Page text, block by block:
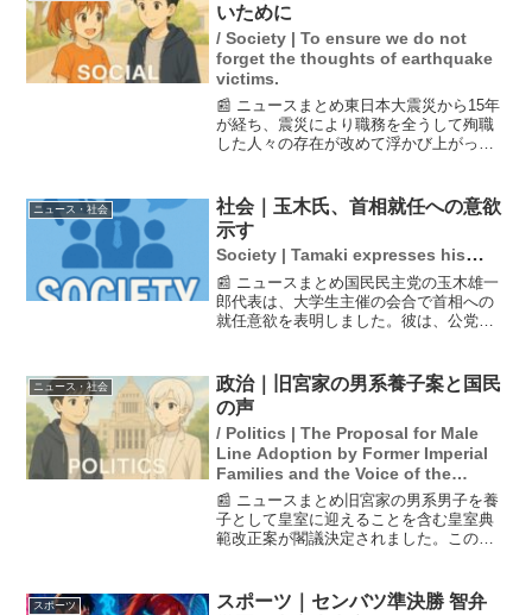
いために
/ Society | To ensure we do not
forget the thoughts of earthquake
victims.
📰 ニュースまとめ東日本大震災から15年
が経ち、震災により職務を全うして殉職
した人々の存在が改めて浮かび上がって
震災の直接的な犠牲者の1.4%を占めてい
ます。これら...
ニュース・社会
社会｜玉木氏、首相就任への意欲
示す
Society | Tamaki expresses his
desire to become Prime Minister.
📰 ニュースまとめ国民民主党の玉木雄一
郎代表は、大学生主催の会合で首相への
就任意欲を表明しました。彼は、公党の
岸田首相が彼を首相候補として認識して
いることにも触れ、今後...
ニュース・社会
政治｜旧宮家の男系養子案と国民
の声
/ Politics | The Proposal for Male
Line Adoption by Former Imperial
Families and the Voice of the
Public
📰 ニュースまとめ旧宮家の男系男子を養
子として皇室に迎えることを含む皇室典
範改正案が閣議決定されました。この改
理解が焦点となっています。しかし、識
スポーツ
スポーツ｜センバツ準決勝 智弁